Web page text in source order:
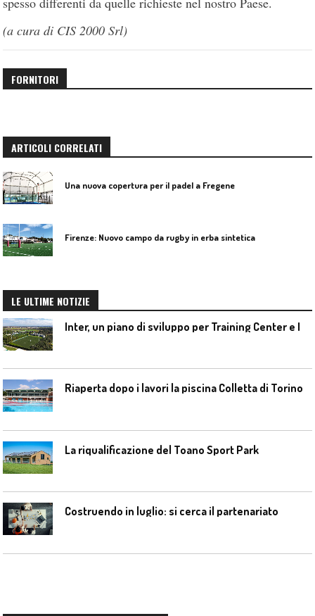
(a cura di CIS 2000 Srl)
FORNITORI
ARTICOLI CORRELATI
Una nuova copertura per il padel a Fregene
Firenze: Nuovo campo da rugby in erba sintetica
LE ULTIME NOTIZIE
Riaperta dopo i lavori la piscina Colletta di Torino
La riqualificazione del Toano Sport Park
Costruendo in luglio: si cerca il partenariato